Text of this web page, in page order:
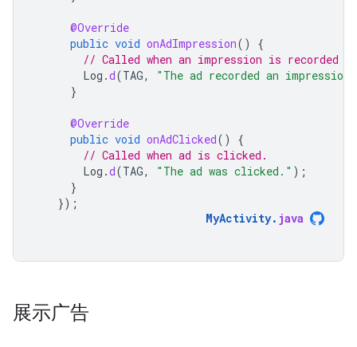
@Override
public void onAdImpression()
{
// Called when an impression is recorded
Log .d(TAG,
"The ad recorded an
}
@Override
public void onAdClicked()
{
// Called when ad is clicked.
Log .d(TAG, "The ad was clicked." );
}
});
MyActivity. java
展示广告